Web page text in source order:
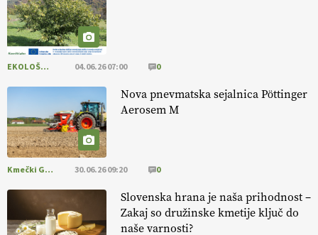
EKOLOŠKO LOGIČNO 04.06.26 07:00 0
Nova pnevmatska sejalnica Pöttinger
Aerosem M
Kmečki Glas 30.06.26 09:20 0
Slovenska hrana je naša prihodnost –
Zakaj so družinske kmetije ključ do
naše varnosti?